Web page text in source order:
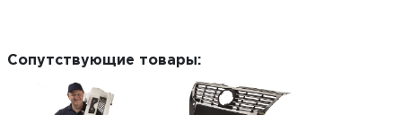
Сопутствующие товары: